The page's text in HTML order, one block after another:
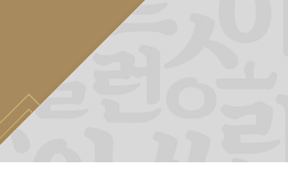
언론보도
(Media Coverage)
(2023 Fair)